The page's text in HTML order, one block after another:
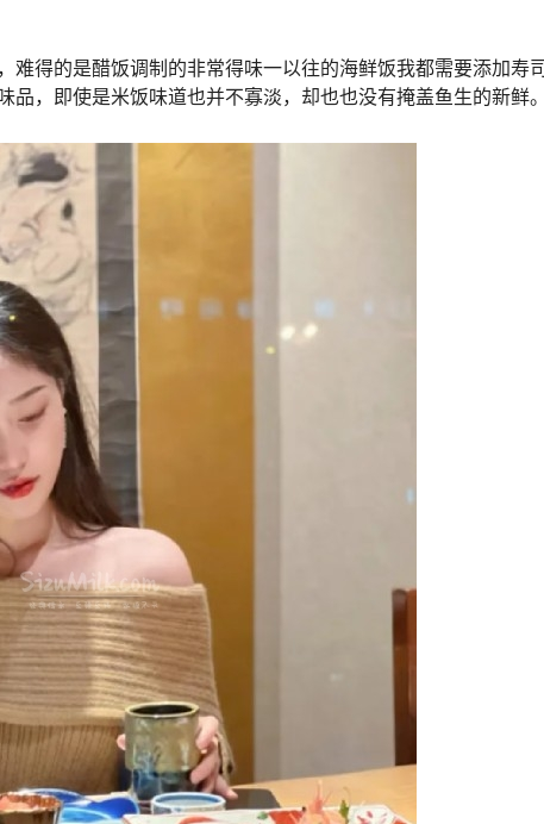
难得的是醋饭调制的非常得味一以往的海鲜饭我都需要添加寿
品，即使是米饭味道也并不寡淡，却也也没有掩盖鱼生的新鲜